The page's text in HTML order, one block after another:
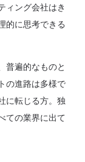
ィング会社はき
的に思考できる
普遍的なものと
の進路は多様で
に転じる方。独
ての業界に出て